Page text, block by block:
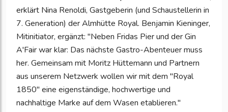
erklärt Nina Renoldi, Gastgeberin (und Schaustellerin in
7. Generation) der Almhütte Royal. Benjamin Kieninger,
Mitinitiator, ergänzt: "Neben Fridas Pier und der Gin
A'Fair war klar: Das nächste Gastro-Abenteuer muss
her. Gemeinsam mit Moritz Hüttemann und Partnern
aus unserem Netzwerk wollen wir mit dem "Royal
1850" eine eigenständige, hochwertige und
nachhaltige Marke auf dem Wasen etablieren."